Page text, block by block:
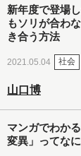
新年度で登場
もソリが合わ
き合う方法
2021.05.04 社会
山口博
マンガでわか
変異」ってな